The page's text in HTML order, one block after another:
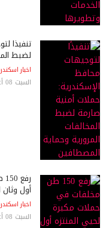
تنفيذًا
لضبط
اخبار
السبت 08 أغسطس 2026 08:29 مساءً
أول
اخبار
السبت 08 أغسطس 2026 08:25 مساءً